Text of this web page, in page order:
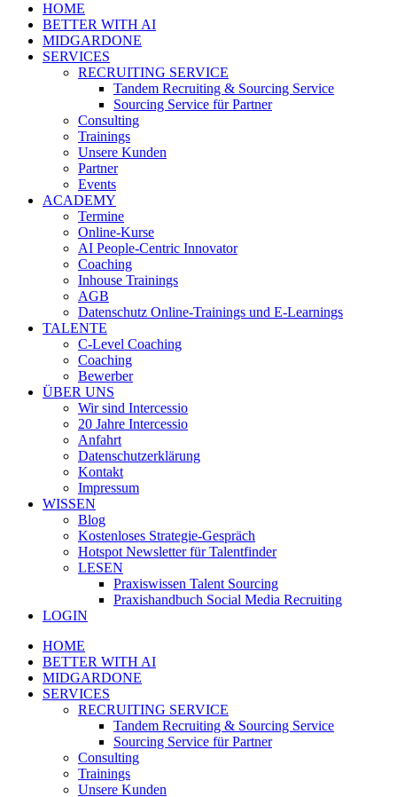
HOME
BETTER WITH AI
MIDGARDONE
SERVICES
RECRUITING SERVICE
Tandem Recruiting & Sourcing Service
Sourcing Service für Partner
Consulting
Trainings
Unsere Kunden
Partner
Events
ACADEMY
Termine
Online-Kurse
AI People-Centric Innovator
Coaching
Inhouse Trainings
AGB
Datenschutz Online-Trainings und E-Learnings
TALENTE
C-Level Coaching
Coaching
Bewerber
ÜBER UNS
Wir sind Intercessio
20 Jahre Intercessio
Anfahrt
Datenschutzerklärung
Kontakt
Impressum
WISSEN
Blog
Kostenloses Strategie-Gespräch
Hotspot Newsletter für Talentfinder
LESEN
Praxiswissen Talent Sourcing
Praxishandbuch Social Media Recruiting
LOGIN
HOME
BETTER WITH AI
MIDGARDONE
SERVICES
RECRUITING SERVICE
Tandem Recruiting & Sourcing Service
Sourcing Service für Partner
Consulting
Trainings
Unsere Kunden